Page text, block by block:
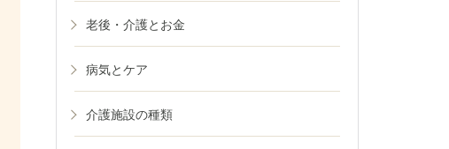
老後・介護とお金
病気とケア
介護施設の種類